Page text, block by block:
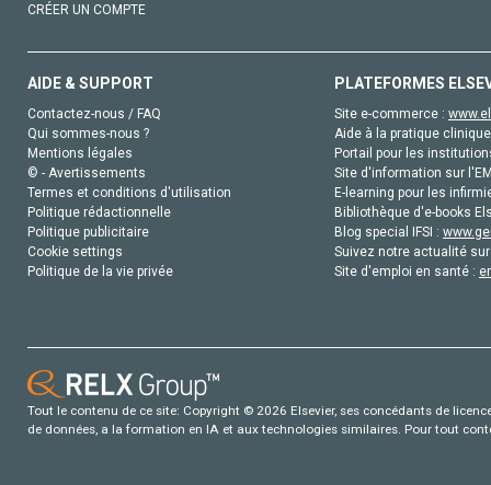
CRÉER UN COMPTE
AIDE & SUPPORT
Contactez-nous / FAQ
Qui sommes-nous ?
Mentions légales
© - Avertissements
Termes et conditions d'utilisation
Politique rédactionnelle
Politique publicitaire
Cookie settings
Politique de la vie privée
PLATEFORMES
Site e-commerce :
Aide à la pratique
Portail pour les
Site d'information sur
E-learning pour les
Bibliothèque d'e-books
Blog special IFSI :
Suivez notre actualité
Site d'emploi en santé :
Tout le contenu de ce site: Copyright © 2026 Elsevier, ses concédants de
de données, a la formation en IA et aux technologies similaires. Pour tout